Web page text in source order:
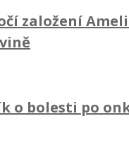
založení
o bolesti po